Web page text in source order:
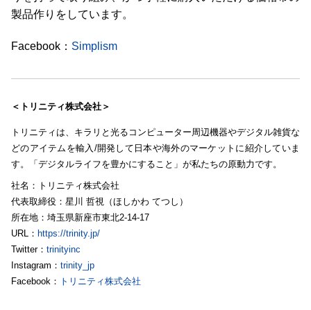
製品作りをしています。
Facebook： Simplism
＜トリニティ株式会社＞
トリニティは、キラリと光るコンピューター周辺機器やデジタル雑貨な
どのアイテムを輸入/開発して日本や海外のマーケットに紹介していま
す。「デジタルライフを豊かにすること」が私たちの原動力です。
社名：トリニティ株式会社
代表取締役：星川 哲視（ほしかわ てつし）
所在地：埼玉県新座市東北2-14-17
URL： https://trinity.jp/
Twitter： trinityinc
Instagram： trinity_jp
Facebook： トリニティ株式会社